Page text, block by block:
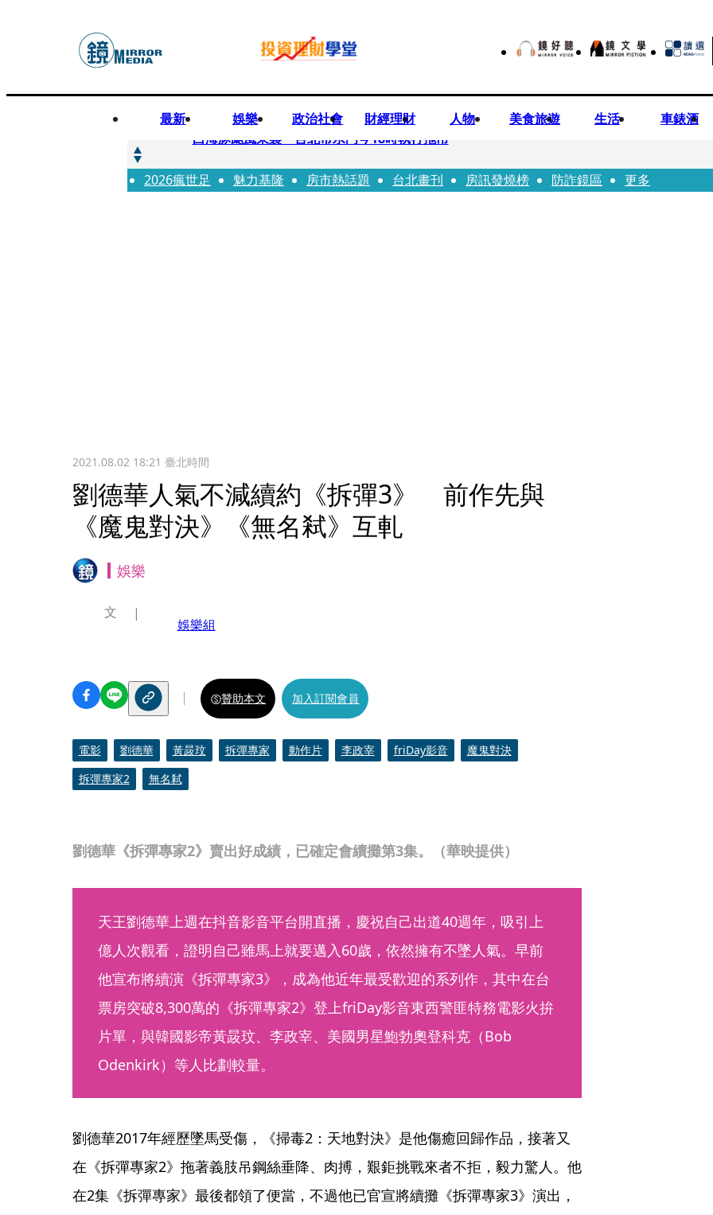
最新 娛樂 政治社會 財經理財 人物 美食旅遊 生活 車錶酒
快訊
白海豚颱風來襲 台北市水門今18時執行拖吊
快訊
AKIRA台北唱到一半突收兒子告白「爸爸I LOVE YOU」 驚喜林志玲同步曝光父親節「披
2026瘋世足 魅力基隆 房市熱話題 台北畫刊 房訊發燒榜 防詐鏡區 更多
2021.08.02 18:21 臺北時間
劉德華人氣不減續約《拆彈3》 前作先與
《魔鬼對決》《無名弒》互軋
娛樂
劉德華《拆彈專家2》賣出好成績，已確定會續攤第3集。（華映提供）
文
娛樂組
贊助本文 加入訂閱會員
電影 劉德華 黃晸玟 拆彈專家 動作片 李政宰 friDay影音
魔鬼對決
拆彈專家2
無名弒
天王劉德華上週在抖音影音平台開直播，慶祝自己出道40週年，吸引上
億人次觀看，證明自己雖馬上就要邁入60歲，依然擁有不墜人氣。早前
他宣布將續演《拆彈專家3》，成為他近年最受歡迎的系列作，其中在台
票房突破8,300萬的《拆彈專家2》登上friDay影音東西警匪特務電影火拚
片單，與韓國影帝黃晸玟、李政宰、美國男星鮑勃奧登科克（Bob
Odenkirk）等人比劃較量。
劉德華2017年經歷墜馬受傷，《掃毒2：天地對決》是他傷癒回歸作品，接著又
在《拆彈專家2》拖著義肢吊鋼絲垂降、肉搏，艱鉅挑戰來者不拒，毅力驚人。他
在2集《拆彈專家》最後都領了便當，不過他已官宣將續攤《拆彈專家3》演出，